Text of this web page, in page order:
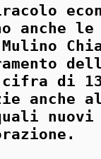
anche le
cifra di
anche